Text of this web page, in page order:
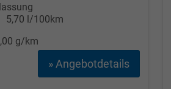
5,70 l/100km
g/km
» Angebotdetails